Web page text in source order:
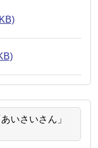
いさいさん」